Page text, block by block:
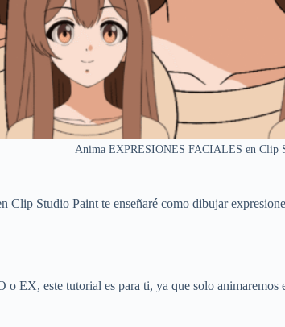
Anima EXPRESIONES FACIALES en Clip
Studio Paint te enseñaré como dibujar
EX, este tutorial es para ti, ya que solo animaremos